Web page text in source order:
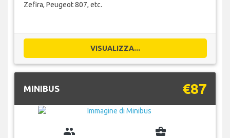
Zefira, Peugeot 807, etc.
VISUALIZZA...
MINIBUS €87
group business_center